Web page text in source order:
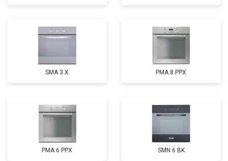
SMA 3 X PMA 8 PPX
PMA 6 PPX SMN 6 BK